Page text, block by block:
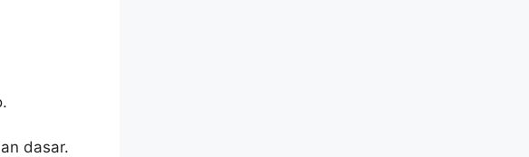
dasar.